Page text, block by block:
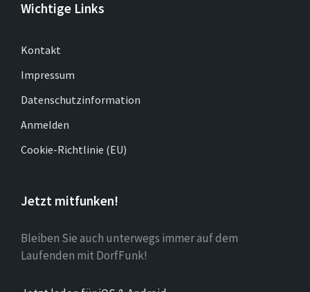
Wichtige Links
Kontakt
Impressum
Datenschutzinformation
Anmelden
Cookie-Richtlinie (EU)
Jetzt mitfunken!
Bleiben Sie auch unterwegs immer auf dem
Laufenden mit DorfFunk!